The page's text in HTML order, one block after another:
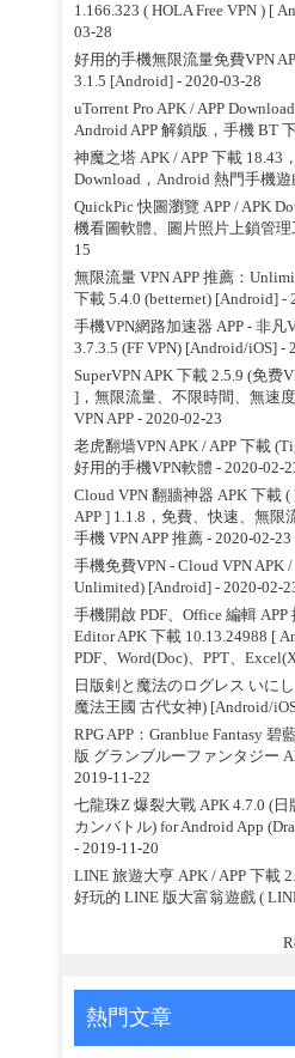
1.166.323 ( HOLA Free VPN ) [
03-28
好用的手機無限流量免費VPN
3.1.5 [Android]- 2020-03-28
uTorrent Pro APK / APP
Android APP 解鎖版，手機 BT
神魔之塔 APK / APP 下載 18.43
Download，Android 熱門手機遊
QuickPic 快圖瀏覽 APP / APK
機看圖軟體、圖片照片上鎖管
15
無限流量 VPN APP 推薦：
下載 5.4.0 (betternet) [Android]-
手機VPN網路加速器 APP - 非凡
3.7.3.5 (FF VPN) [Android/iOS]-
SuperVPN APK 下載 2.5.9 (免费
]，無限流量、不限時間、無速
VPN APP- 2020-02-23
老虎翻墙VPN APK / APP 下載
好用的手機VPN軟體 - 2020-02-
Cloud VPN 翻牆神器 APK 下載
APP ] 1.1.8，免費、快速、無限
手機 VPN APP 推薦- 2020-02-23
手機免費VPN - Cloud VPN APK /
Unlimited) [Android]- 2020-02-
手機開啟 PDF、Office 編輯 APP
Editor APK 下載 10.13.24988 [
PDF、Word(Doc)、PPT、
日版剣と魔法のログレス いに
魔法王國 古代女神) [Android/
RPG APP：Granblue Fantasy 碧
版 グランブルーファンタジー
2019-11-22
七龍珠Z 爆裂大戰 APK 4.7.0 (
カンバトル) for Android App
- 2019-11-20
LINE 旅遊大亨 APK / APP 下載
好玩的 LINE 版大富翁遊戲 (
熱門文章